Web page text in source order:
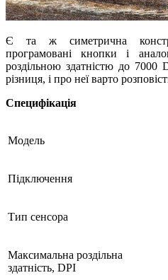
Є та ж симетрична
програмовані кнопки і
роздільною здатністю до
різниця, і про неї варто
Специфікація
Модель
Підключення
Тип сенсора
Максимальна роздільна
здатність, DPI